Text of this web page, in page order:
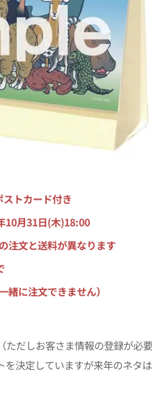
トカード付き
10月31日(木)18:00
文と送料が異なります
に注文できません）
だしお客さま情報の登録が必
を決定していますが来年のネ